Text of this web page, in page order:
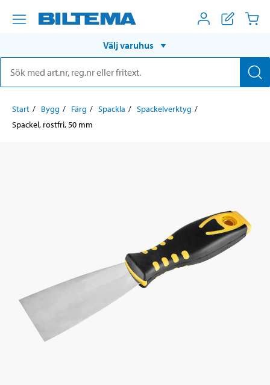
Välj varuhus
Start Bygg Färg Spackla
Spackelverktyg
Spackel, rostfri, 50 mm